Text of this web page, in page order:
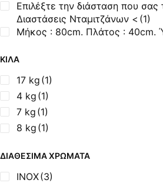
Επιλέξτε την διάσταση που σας
Διαστάσεις Νταμιτζάνων < (1)
Μήκος : 80cm. Πλάτος : 40cm.
ΚΙΛΆ
17 kg (1)
4 kg (1)
7 kg (1)
8 kg (1)
ΔΙΑΘΈΣΙΜΑ ΧΡΏΜΑΤΑ
INOX(3)